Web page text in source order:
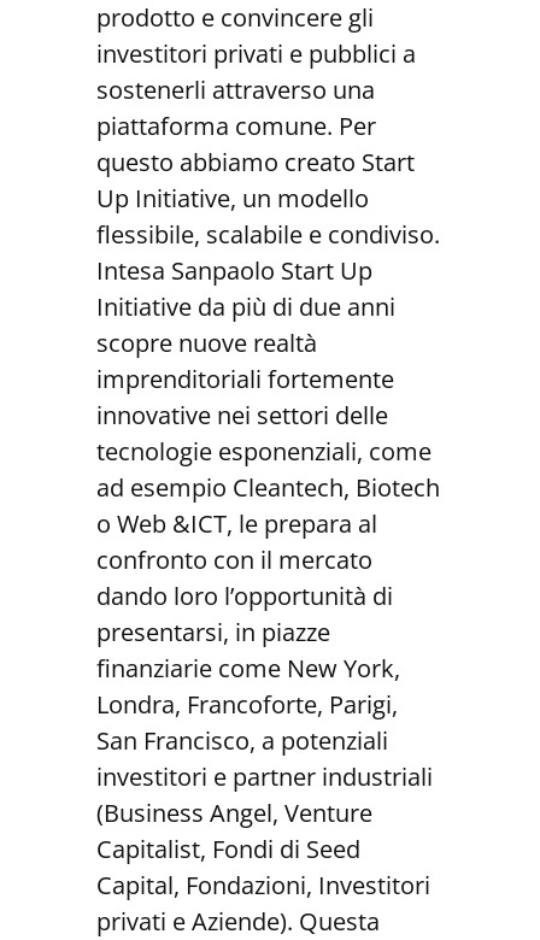
prodotto e convincere gli
investitori privati e pubblici a
sostenerli attraverso una
piattaforma comune. Per
questo abbiamo creato Start
Up Initiative, un modello
flessibile, scalabile e condiviso.
Intesa Sanpaolo Start Up
Initiative da più di due anni
scopre nuove realtà
imprenditoriali fortemente
innovative nei settori delle
tecnologie esponenziali, come
ad esempio Cleantech, Biotech
o Web &ICT, le prepara al
confronto con il mercato
dando loro l’opportunità di
presentarsi, in piazze
finanziarie come New York,
Londra, Francoforte, Parigi,
San Francisco, a potenziali
investitori e partner industriali
(Business Angel, Venture
Capitalist, Fondi di Seed
Capital, Fondazioni, Investitori
privati e Aziende). Questa